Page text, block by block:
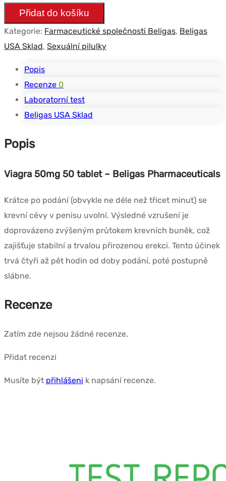
50tabs
-
Beligas-
USA
Přidat do košíku
Kategorie: Farmaceutické společnosti Beligas, Beligas
USA Sklad, Sexuální pilulky
Popis
Recenze 0
Laboratorní test
Beligas USA Sklad
Popis
Viagra 50mg 50 tablet – Beligas Pharmaceuticals
Krátce po podání (obvykle ne déle než třicet minut) se
krevní cévy v penisu uvolní. Výsledné vzrušení je
doprovázeno zvýšeným průtokem krevních buněk, což
zajišťuje stabilní a trvalou přirozenou erekci. Tento účinek
trvá čtyři až pět hodin od doby podání, poté postupně
slábne.
Recenze
Zatím zde nejsou žádné recenze.
Přidat recenzi
Musíte být přihlášeni k napsání recenze.